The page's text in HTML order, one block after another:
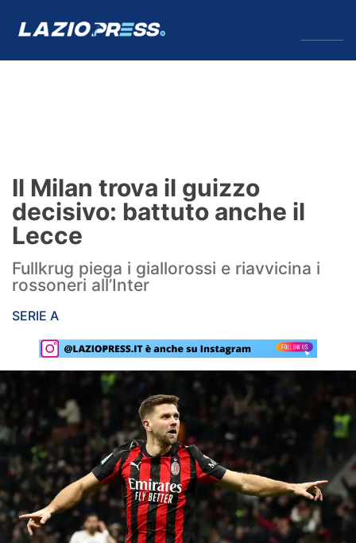
Formello
Infortuni
Primavera
Calciomercato
Lazio Women
Rassegna Lazio
Social
Calcio
Serie A
Champions League
Il Milan trova il guizzo
decisivo: battuto anche il
Lecce
Fullkrug piega i giallorossi e riavvicina i
rossoneri all’Inter
SERIE A